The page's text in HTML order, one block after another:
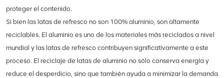
proteger el contenido.
Si bien las latas de refresco no son 100% aluminio, son altamente
reciclables. El aluminio es uno de los materiales más reciclados a nivel
mundial y las latas de refresco contribuyen significativamente a este
proceso. El reciclaje de latas de aluminio no sólo conserva energía y
reduce el desperdicio, sino que también ayuda a minimizar la demanda